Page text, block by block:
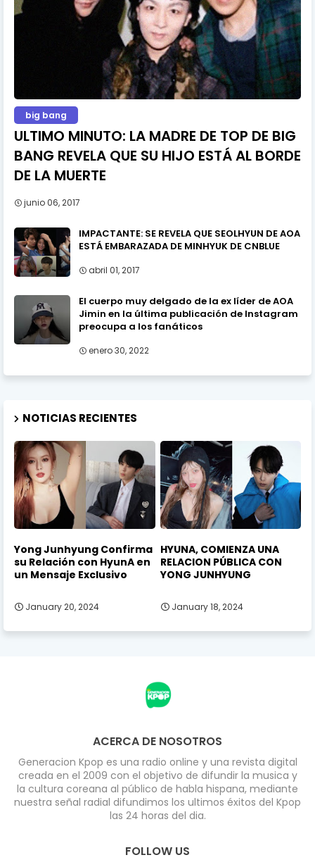
big bang
ULTIMO MINUTO: LA MADRE DE TOP DE BIG
BANG REVELA QUE SU HIJO ESTÁ AL BORDE
DE LA MUERTE
junio 06, 2017
IMPACTANTE: SE REVELA QUE SEOLHYUN DE AOA
ESTÁ EMBARAZADA DE MINHYUK DE CNBLUE
abril 01, 2017
El cuerpo muy delgado de la ex líder de AOA
Jimin en la última publicación de Instagram
preocupa a los fanáticos
enero 30, 2022
NOTICIAS RECIENTES
Yong Junhyung Confirma
su Relación con HyunA en
un Mensaje Exclusivo
January 20, 2024
HYUNA, COMIENZA UNA
RELACION PÚBLICA CON
YONG JUNHYUNG
January 18, 2024
ACERCA DE NOSOTROS
Generacion Kpop es una radio online y una revista digital
creada en el 2009 con el objetivo de difundir la musica y
la cultura coreana al público de habla hispana, mediante
nuestra señal radial difundimos los ultimos éxitos del Kpop
las 24 horas del dia.
FOLLOW US